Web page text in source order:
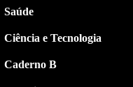
Saúde
Ciência e Tecnologia
Caderno B